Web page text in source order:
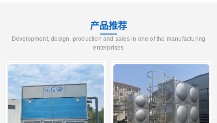
产品推荐
Development, design, production and sales in one of the manufacturing
enterprises